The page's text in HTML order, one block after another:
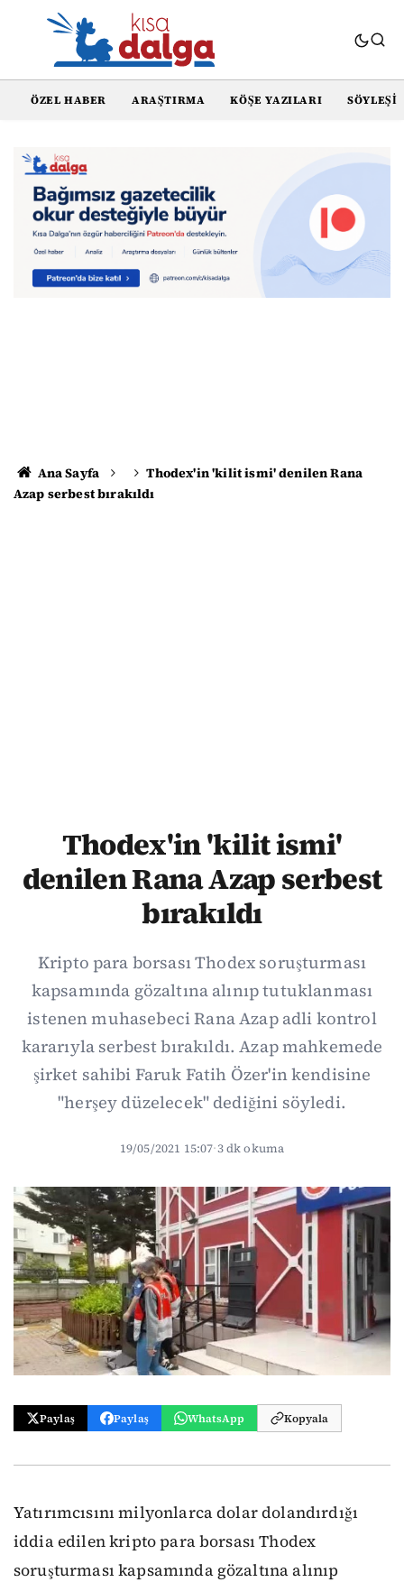
ÖZEL HABER ARAŞTIRMA KÖŞE YAZILARI SÖYLEŞI
Ana Sayfa
Thodex'in 'kilit ismi' denilen Rana
Azap serbest bırakıldı
Thodex'in 'kilit ismi'
denilen Rana Azap serbest
bırakıldı
Kripto para borsası Thodex soruşturması
kapsamında gözaltına alınıp tutuklanması
istenen muhasebeci Rana Azap adli kontrol
kararıyla serbest bırakıldı. Azap mahkemede
şirket sahibi Faruk Fatih Özer'in kendisine
"herşey düzelecek" dediğini söyledi.
19/05/2021 15:07·3 dk okuma
Paylaş Paylaş WhatsApp Kopyala
Yatırımcısını milyonlarca dolar dolandırdığı
iddia edilen kripto para borsası Thodex
soruşturması kapsamında gözaltına alınıp